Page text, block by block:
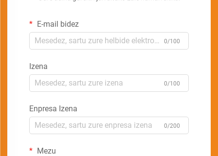
E-mail bidez
0/100
Izena
0/100
Enpresa Izena
0/200
Mezu